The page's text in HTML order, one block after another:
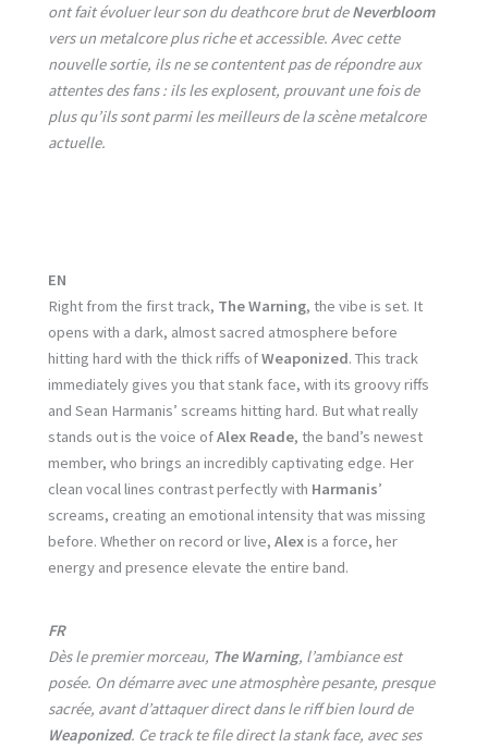
ont fait évoluer leur son du deathcore brut deNeverbloom
vers un metalcore plus riche et accessible. Avec cette
nouvelle sortie, ils ne se contentent pas de répondre aux
attentes des fans : ils les explosent, prouvant une fois de
plus qu’ils sont parmi les meilleurs de la scène metalcore
actuelle.
EN
Right from the first track, The Warning, the vibe is set. It
opens with a dark, almost sacred atmosphere before
hitting hard with the thick riffs ofWeaponized. This track
immediately gives you that stank face, with its groovy riffs
and Sean Harmanis’ screams hitting hard. But what really
stands out is the voice ofAlex Reade, the band’s newest
member, who brings an incredibly captivating edge. Her
clean vocal lines contrast perfectly with Harmanis’
screams, creating an emotional intensity that was missing
before. Whether on record or live,Alexis a force, her
energy and presence elevate the entire band.
FR
Dès le premier morceau, The Warning, l’ambiance est
posée. On démarre avec une atmosphère pesante, presque
sacrée, avant d’attaquer direct dans le riff bien lourd de
Weaponized. Ce track te file direct la stank face, avec ses